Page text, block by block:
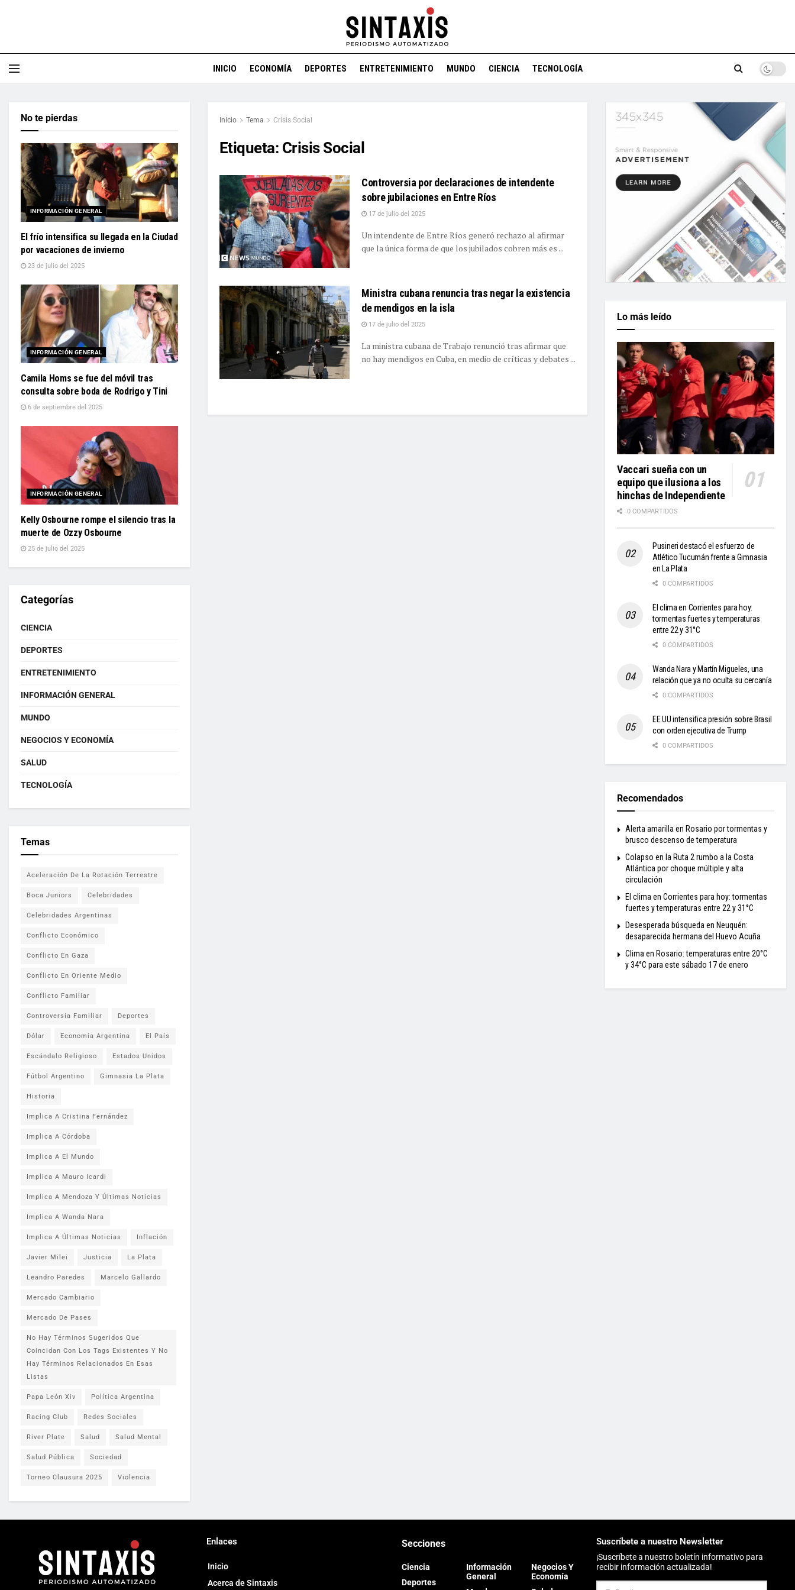
INICIO ECONOMÍA DEPORTES ENTRETENIMIENTO MUNDO CIENCIA TECNOLOGÍA
Inicio Tema Crisis Social
Etiqueta: Crisis Social
Controversia por declaraciones de intendente
sobre jubilaciones en Entre Ríos
17 de julio del 2025
Un intendente de Entre Ríos generó rechazo al afirmar
que la única forma de que los jubilados cobren más es ...
Ministra cubana renuncia tras negar la existencia
de mendigos en la isla
17 de julio del 2025
La ministra cubana de Trabajo renunció tras afirmar que
no hay mendigos en Cuba, en medio de críticas y debates ...
No te pierdas
INFORMACIÓN GENERAL
El frío intensifica su llegada en la Ciudad
por vacaciones de invierno
23 de julio del 2025
INFORMACIÓN GENERAL
Camila Homs se fue del móvil tras
consulta sobre boda de Rodrigo y Tini
6 de septiembre del 2025
INFORMACIÓN GENERAL
Kelly Osbourne rompe el silencio tras la
muerte de Ozzy Osbourne
25 de julio del 2025
Categorías
CIENCIA
DEPORTES
ENTRETENIMIENTO
INFORMACIÓN GENERAL
MUNDO
NEGOCIOS Y ECONOMÍA
SALUD
TECNOLOGÍA
Temas
Aceleración De La Rotación Terrestre
Boca Juniors Celebridades
Celebridades Argentinas
Conflicto Económico
Conflicto En Gaza
Conflicto En Oriente Medio
Conflicto Familiar
Controversia Familiar Deportes
Dólar Economía Argentina El País
Escándalo Religioso Estados Unidos
Fútbol Argentino Gimnasia La Plata
Historia
Implica A Cristina Fernández
Implica A Córdoba
Implica A El Mundo
Implica A Mauro Icardi
Implica A Mendoza Y Últimas Noticias
Implica A Wanda Nara
Implica A Últimas Noticias Inflación
Javier Milei Justicia La Plata
Leandro Paredes Marcelo Gallardo
Mercado Cambiario
Mercado De Pases
No Hay Términos Sugeridos Que
Coincidan Con Los Tags Existentes Y No
Hay Términos Relacionados En Esas
Listas
Papa León Xiv Política Argentina
Racing Club Redes Sociales
River Plate Salud Salud Mental
Salud Pública Sociedad
Torneo Clausura 2025 Violencia
Lo más leído
Vaccari sueña con un
equipo que ilusiona a los
hinchas de Independiente
0 COMPARTIDOS
Pusineri destacó el esfuerzo de
Atlético Tucumán frente a Gimnasia
en La Plata
0 COMPARTIDOS
El clima en Corrientes para hoy:
tormentas fuertes y temperaturas
entre 22 y 31°C
0 COMPARTIDOS
Wanda Nara y Martín Migueles, una
relación que ya no oculta su cercanía
0 COMPARTIDOS
EE.UU intensifica presión sobre Brasil
con orden ejecutiva de Trump
0 COMPARTIDOS
Recomendados
Alerta amarilla en Rosario por tormentas y
brusco descenso de temperatura
Colapso en la Ruta 2 rumbo a la Costa
Atlántica por choque múltiple y alta
circulación
El clima en Corrientes para hoy: tormentas
fuertes y temperaturas entre 22 y 31°C
Desesperada búsqueda en Neuquén:
desaparecida hermana del Huevo Acuña
Clima en Rosario: temperaturas entre 20°C
y 34°C para este sábado 17 de enero
Enlaces
Inicio
Acerca de Sintaxis
Secciones
Ciencia
Deportes
Información
General
Negocios Y
Economía
Suscríbete a nuestro Newsletter
¡Suscríbete a nuestro boletín informativo para
recibir información actualizada!